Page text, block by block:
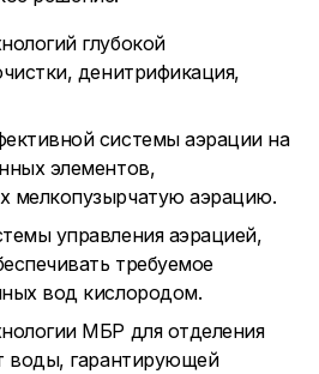
глубокой
денитрификация,
системы аэрации на
элементов,
мелкопузырчатую аэрацию.
управления аэрацией,
требуемое
вод кислородом.
МБР для отделения
воды, гарантирующей